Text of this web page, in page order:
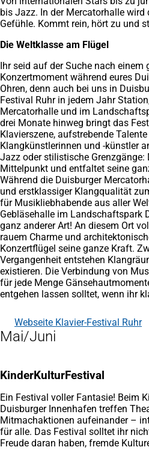
bis Jazz. In der Mercatorhalle wird
Gefühle. Kommt rein, hört zu und
Die Weltklasse am Flügel
Ihr seid auf der Suche nach einem
Konzertmoment während eures
Ohren, denn auch bei uns in
Festival Ruhr in jedem Jahr
Mercatorhalle und im
drei Monate hinweg bringt das
Klavierszene, aufstrebende
Klangkünstlerinnen und -künstler
Jazz oder stilistische Grenzgänge:
Mittelpunkt und entfaltet seine
Während die Duisburger
und erstklassiger Klangqualität
für Musikliebhabende aus aller
Gebläsehalle im Landschaftspark
ganz anderer Art! An diesem Ort
rauem Charme und
Konzertflügel seine ganze Kraft.
Vergangenheit entstehen
existieren. Die Verbindung von
für jede Menge
entgehen lassen solltet, wenn ihr
Webseite Klavier-Festival Ruhr
(Öffnet
in
einem
Tab)
Mai/Juni
KinderKulturFestival
Ein Festival voller Fantasie! Beim
Duisburger Innenhafen treffen
Mitmachaktionen aufeinander –
für alle. Das Festival solltet ihr
Freude daran haben, fremde